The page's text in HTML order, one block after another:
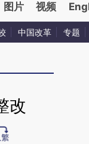
图片 视频
中国改革 专题
改